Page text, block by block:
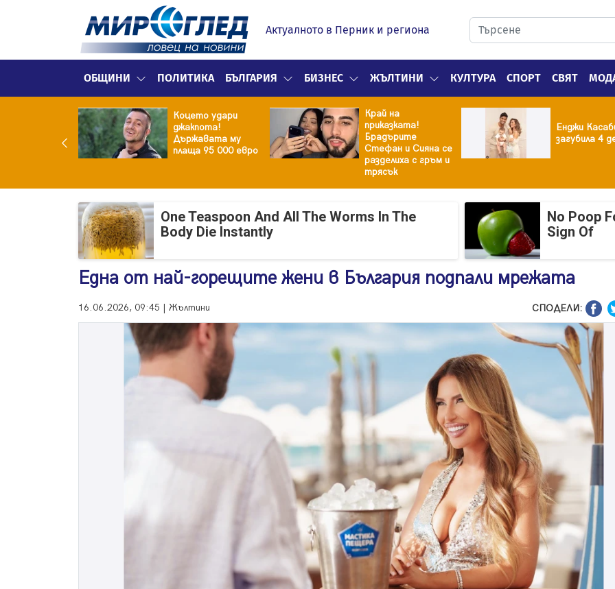
Актуалното в Перник и региона
ОБЩИНИ ПОЛИТИКА БЪЛГАРИЯ БИЗНЕС ЖЪЛТИНИ КУЛТУРА СПОРТ СВЯТ
Коцето удари
джакпота!
Държавата му
плаща 95 000 евро
Край на
приказката!
Брадърите
Стефан и Сияна се
разделиха с гръм и
трясък
Енджи
загубила 4
One Teaspoon And All The Worms In The
Body Die Instantly
No Poop
Sign Of
Една от най-горещите жени в България подпали мрежата
16.06.2026, 09:45 | Жълтини СПОДЕЛИ: